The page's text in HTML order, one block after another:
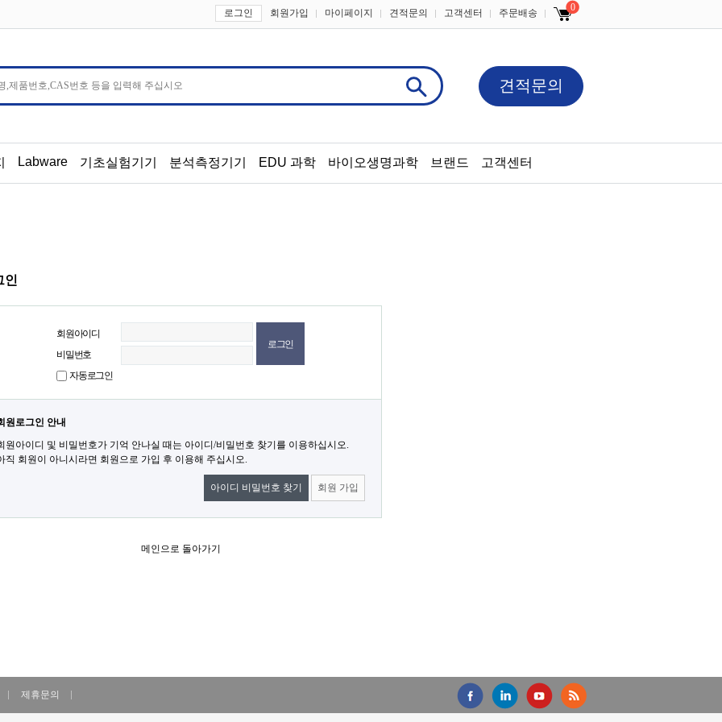
로그인 회원가입 마이페이지 견적문의 고객센터 주문배송 0
견적문의
Labware 기초실험기기 분석측정기기 EDU 과학 바이오생명과학 브랜드 고객센터
인
회원아이디
비밀번호
자동로그인
원로그인 안내
원아이디 및 비밀번호가 기억 안나실 때는 아이디/비밀번호 찾기를 이용하십시오.
직 회원이 아니시라면 회원으로 가입 후 이용해 주십시오.
아이디 비밀번호 찾기 회원 가입
메인으로 돌아가기
제휴문의